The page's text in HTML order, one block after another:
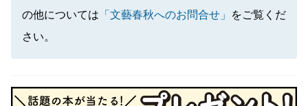
の他については 「文藝春秋へのお問合せ」
をご覧くだ
さい。